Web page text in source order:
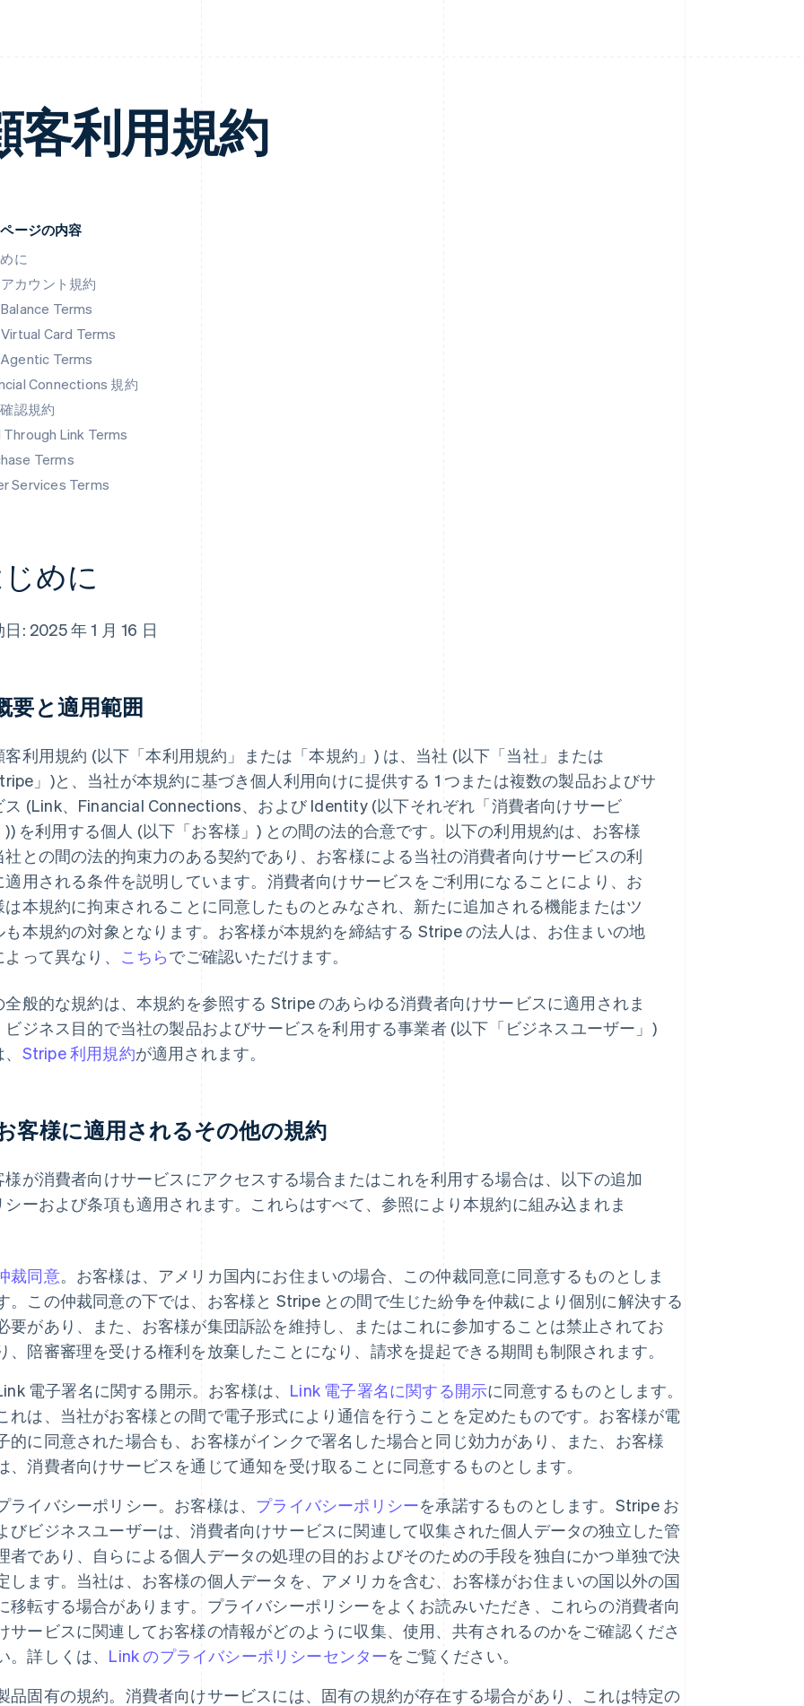
客利用規約
ージの内容
に
カウント規約
Terms
Card Terms
Terms
Connections 規約
認規約
Through Link Terms
Terms
Services Terms
めに
: 2025 年 1 月 16 日
要と適用範囲
客利用規約 (以下「本利用規約」または「本規約」) は、当社 (以下「当社」または
」)と、当社が本規約に基づき個人利用向けに提供する 1 つまたは複数の製品およびサ
ス (Link、Financial Connections、および Identity (以下それぞれ「消費者向けサービ
)) を利用する個人 (以下「お客様」) との間の法的合意です。以下の利用規約は、お客様
社との間の法的拘束力のある契約であり、お客様による当社の消費者向けサービスの利
適用される条件を説明しています。消費者向けサービスをご利用になることにより、お
は本規約に拘束されることに同意したものとみなされ、新たに追加される機能またはツ
も本規約の対象となります。お客様が本規約を締結する Stripe の法人は、お住まいの地
って異なり、 こちらでご確認いただけます。
全般的な規約は、本規約を参照する Stripe のあらゆる消費者向けサービスに適用されま
ビジネス目的で当社の製品およびサービスを利用する事業者 (以下「ビジネスユーザー」)
Stripe 利用規約が適用されます。
客様に適用されるその他の規約
様が消費者向けサービスにアクセスする場合またはこれを利用する場合は、以下の追加
シーおよび条項も適用されます。これらはすべて、参照により本規約に組み込まれま
裁同意。お客様は、アメリカ国内にお住まいの場合、この仲裁同意に同意するものとしま
。この仲裁同意の下では、お客様と Stripe との間で生じた紛争を仲裁により個別に解決する
要があり、また、お客様が集団訴訟を維持し、またはこれに参加することは禁止されてお
、陪審審理を受ける権利を放棄したことになり、請求を提起できる期間も制限されます。
電子署名に関する開示。お客様は、 Link 電子署名に関する開示に同意するものとします。
れは、当社がお客様との間で電子形式により通信を行うことを定めたものです。お客様が電
的に同意された場合も、お客様がインクで署名した場合と同じ効力があり、また、お客様
、消費者向けサービスを通じて通知を受け取ることに同意するものとします。
ライバシーポリシー。お客様は、 プライバシーポリシーを承諾するものとします。Stripe お
びビジネスユーザーは、消費者向けサービスに関連して収集された個人データの独立した管
者であり、自らによる個人データの処理の目的およびそのための手段を独自にかつ単独で決
します。当社は、お客様の個人データを、アメリカを含む、お客様がお住まいの国以外の国
移転する場合があります。プライバシーポリシーをよくお読みいただき、これらの消費者向
サービスに関連してお客様の情報がどのように収集、使用、共有されるのかをご確認くださ
。詳しくは、 Link のプライバシーポリシーセンターをご覧ください。
品固有の規約。消費者向けサービスには、固有の規約が存在する場合があり、これは特定の